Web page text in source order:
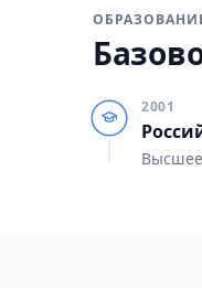
2001
Высшее